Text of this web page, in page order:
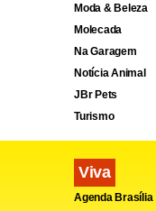
Moda & Beleza
Molecada
Na Garagem
Notícia Animal
JBr Pets
Turismo
Viva
Agenda Brasília